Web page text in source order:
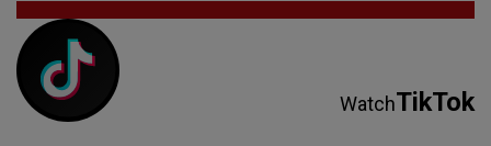
WatchTikTok